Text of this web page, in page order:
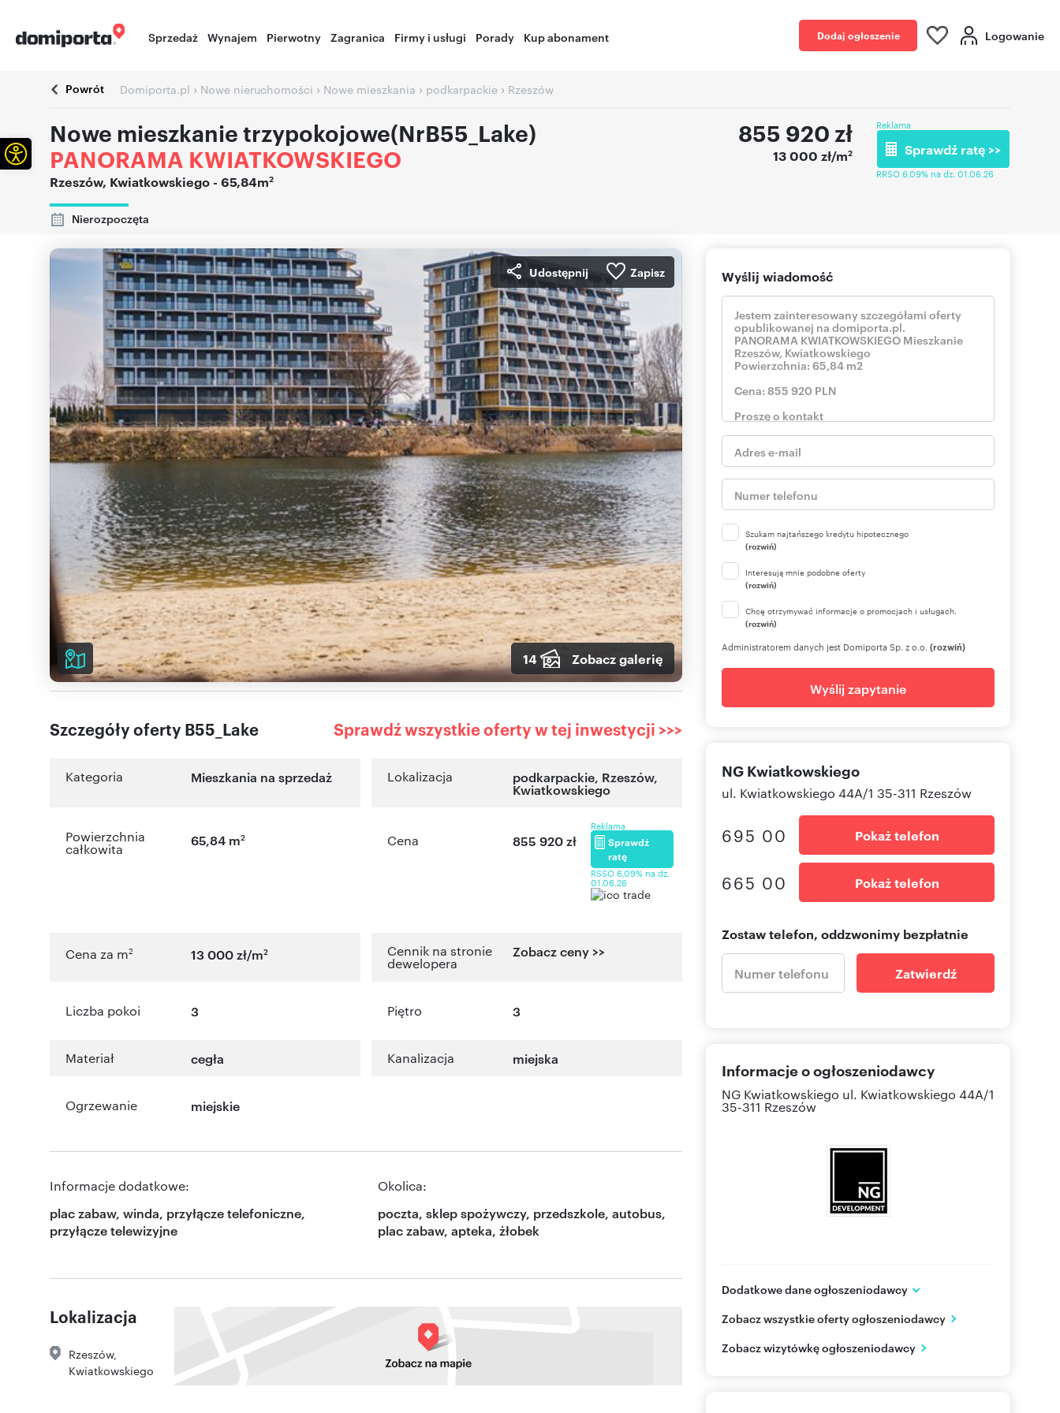
Sprzedaż Wynajem Pierwotny Zagranica Firmy i usługi Porady Kup abonament Dodaj ogłoszenie Logowanie
Powrót Domiporta.pl › Nowe nieruchomości › Nowe mieszkania › podkarpackie › Rzeszów
Nowe mieszkanie trzypokojowe(NrB55_Lake)
PANORAMA KWIATKOWSKIEGO
Rzeszów, Kwiatkowskiego - 65,84m2
Nierozpoczęta
855 920 zł
13 000 zł/m2
Reklama
Sprawdź ratę >>
RRSO 6,09% na dz. 01.06.26
Udostępnij Zapisz
14 Zobacz galerię
Szczegóły oferty B55_Lake Sprawdź wszystkie oferty w tej inwestycji >>>
Kategoria Mieszkania na sprzedaż Lokalizacja podkarpackie, Rzeszów,
Kwiatkowskiego
Powierzchnia
całkowita
65,84 m2 Cena 855 920 zł
Reklama
Sprawdź
ratę
RSSO 6,09% na dz.
01.06.26
Cena za m2 13 000 zł/m2 Cennik na stronie
dewelopera
Zobacz ceny >>
Liczba pokoi 3 Piętro 3
Materiał cegła Kanalizacja miejska
Ogrzewanie miejskie
Informacje dodatkowe:
plac zabaw, winda, przyłącze telefoniczne,
przyłącze telewizyjne
Okolica:
poczta, sklep spożywczy, przedszkole, autobus,
plac zabaw, apteka, żłobek
Lokalizacja
Rzeszów,
Kwiatkowskiego
Wyślij wiadomość
Szukam najtańszego kredytu hipotecznego
(rozwiń)
Interesują mnie podobne oferty
(rozwiń)
Chcę otrzymywać informacje o promocjach i usługach.
(rozwiń)
Administratorem danych jest Domiporta Sp. z o.o. (rozwiń)
Wyślij zapytanie
NG Kwiatkowskiego
ul. Kwiatkowskiego 44A/1 35-311 Rzeszów
695 00 Pokaż telefon
665 00 Pokaż telefon
Zostaw telefon, oddzwonimy bezpłatnie
Zatwierdź
Informacje o ogłoszeniodawcy
NG Kwiatkowskiego ul. Kwiatkowskiego 44A/1
35-311 Rzeszów
Dodatkowe dane ogłoszeniodawcy
ul. Kwiatkowskiego 44A/1
podkarpackie
Zobacz wszystkie oferty ogłoszeniodawcy
Zobacz wizytówkę ogłoszeniodawcy
Otwórz pasek narzędzi